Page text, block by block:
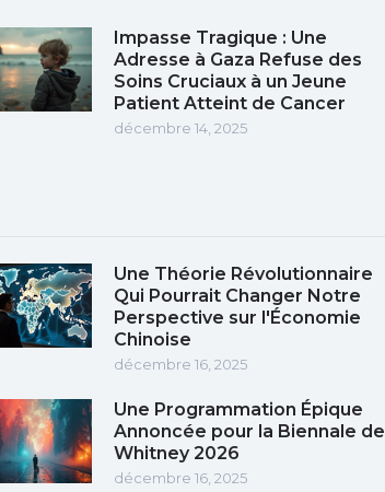
Impasse Tragique : Une
Adresse à Gaza Refuse des
Soins Cruciaux à un Jeune
Patient Atteint de Cancer
décembre 14, 2025
Une Théorie Révolutionnaire
Qui Pourrait Changer Notre
Perspective sur l'Économie
Chinoise
décembre 16, 2025
Une Programmation Épique
Annoncée pour la Biennale de
Whitney 2026
décembre 16, 2025